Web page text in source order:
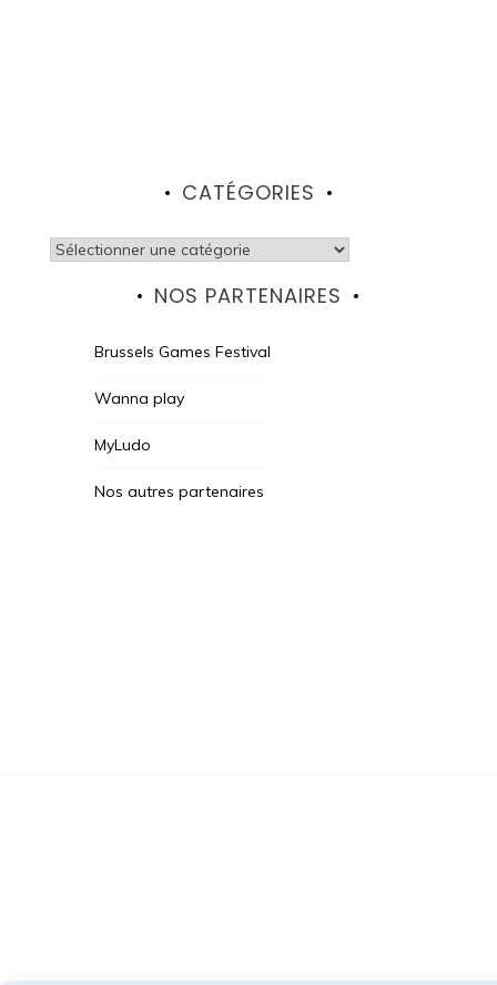
CATÉGORIES
Catégories
NOS PARTENAIRES
Brussels Games Festival
Wanna play
MyLudo
Nos autres partenaires